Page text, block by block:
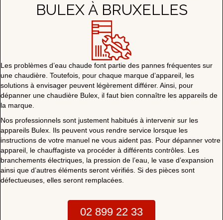
BULEX À BRUXELLES
Les problèmes d’eau chaude font partie des pannes fréquentes sur
une chaudière. Toutefois, pour chaque marque d’appareil, les
solutions à envisager peuvent légèrement différer. Ainsi, pour
dépanner une chaudière Bulex, il faut bien connaître les appareils de
la marque.
Nos professionnels sont justement habitués à intervenir sur les
appareils Bulex. Ils peuvent vous rendre service lorsque les
instructions de votre manuel ne vous aident pas. Pour dépanner votre
appareil, le chauffagiste va procéder à différents contrôles. Les
branchements électriques, la pression de l’eau, le vase d’expansion
ainsi que d’autres éléments seront vérifiés. Si des pièces sont
défectueuses, elles seront remplacées.
02 899 22 33